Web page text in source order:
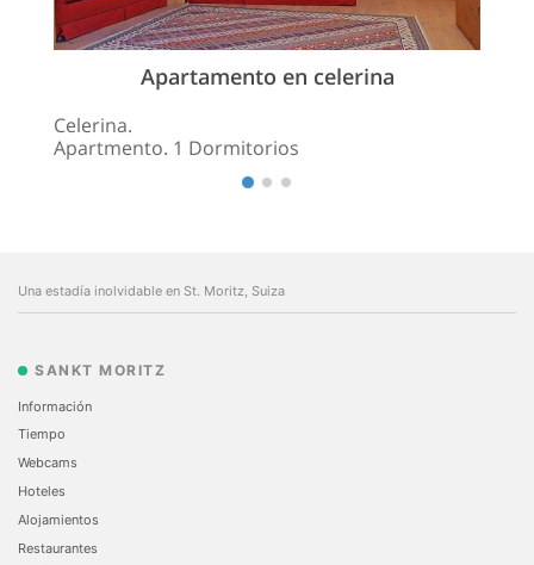
Apartamento en celerina
Celerina.
Apartmento. 1 Dormitorios
Una estadía inolvidable en St. Moritz, Suiza
SANKT MORITZ
Información
Tiempo
Webcams
Hoteles
Alojamientos
Restaurantes